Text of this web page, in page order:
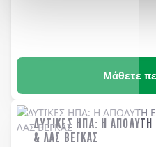
Μάθετε
ΔΥΤΙΚΕΣ ΗΠΑ: Η ΑΠΟΛΥΤΗ
& ΛΑΣ ΒΕΓΚΑΣ